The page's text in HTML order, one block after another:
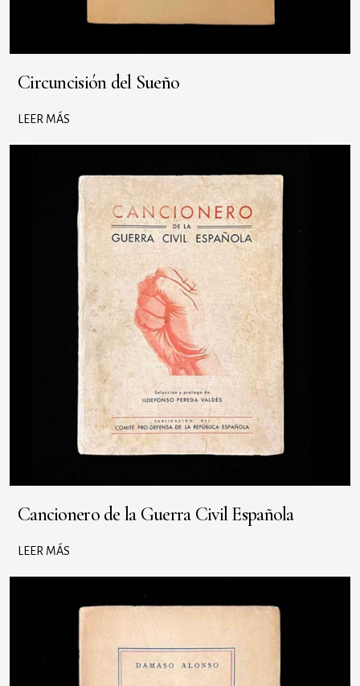
Circuncisión del Sueño
LEER MÁS
Cancionero de la Guerra Civil Española
LEER MÁS